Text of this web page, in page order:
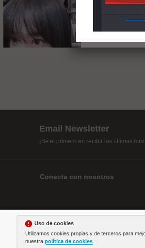
Uso de cookies
Utilizamos cookies propias y de terceros para
nuestra política de cookies
Email Newsletter
¡Sé el primero en recibir las últimas
Conecta con nosotros